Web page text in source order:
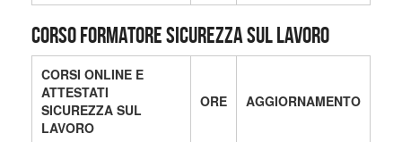
CORSO FORMATORE SICUREZZA SUL LAVORO
CORSI ONLINE E
ATTESTATI
SICUREZZA SUL
LAVORO
ORE AGGIORNAMENTO